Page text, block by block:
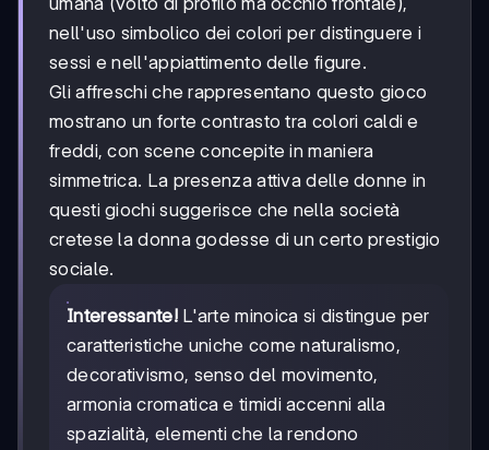
nell'uso simbolico dei colori per distinguere i
sessi e nell'appiattimento delle figure.
Gli affreschi che rappresentano questo gioco
mostrano un forte contrasto tra colori caldi e
freddi, con scene concepite in maniera
simmetrica. La presenza attiva delle donne in
questi giochi suggerisce che nella società
cretese la donna godesse di un certo prestigio
sociale.
Interessante!L'arte minoica si distingue per
caratteristiche uniche come naturalismo,
decorativismo, senso del movimento,
armonia cromatica e timidi accenni alla
spazialità, elementi che la rendono